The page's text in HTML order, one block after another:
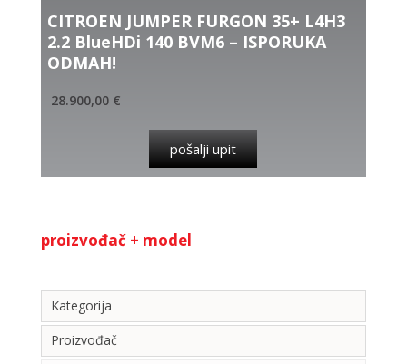
CITROEN JUMPER FURGON 35+ L4H3
2.2 BlueHDi 140 BVM6 – ISPORUKA
ODMAH!
28.900,00 €
pošalji upit
proizvođač + model
Kategorija
Proizvođač